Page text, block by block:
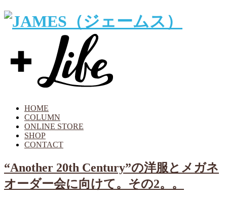
HOME
COLUMN
ONLINE STORE
SHOP
CONTACT
“Another 20th Century”の洋服とメガネ
オーダー会に向けて。その2。。